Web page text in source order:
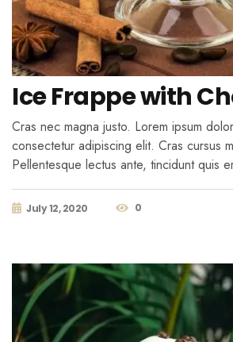
Ice Frappe with
Cras nec magna justo. Lorem ipsum
consectetur adipiscing elit. Cras cursus
Pellentesque lectus ante, tincidunt quis
July 12, 2020 0